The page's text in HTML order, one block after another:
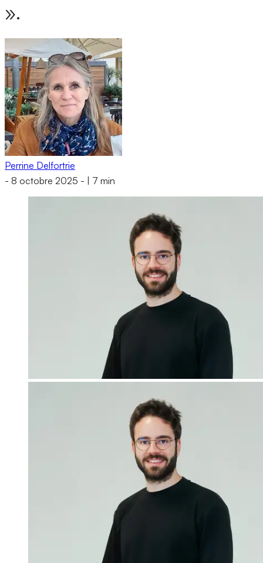
».
Perrine Delfortrie
- 8 octobre 2025 - 7 min